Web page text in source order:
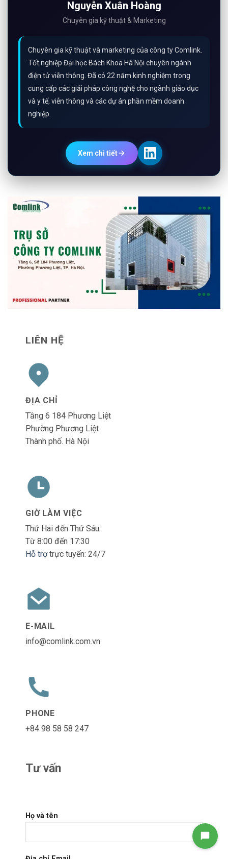
Nguyễn Xuân Hoàng
Chuyên gia kỹ thuật & Marketing
Chuyên gia kỹ thuật và marketing của công ty Comlink.
Tốt nghiệp Đại học Bách Khoa Hà Nội chuyên ngành
điện tử viễn thông. Đã có 22 năm kinh nghiệm trong
cung cấp các giải pháp công nghệ cho ngành giáo dục
và y tế, viễn thông và các dự án phần mềm doanh
nghiệp.
Xem chi tiết
LIÊN HỆ
ĐỊA CHỈ
Tầng 6 184 Phương Liệt
Phường Phương Liệt
Thành phố. Hà Nội
GIỜ LÀM VIỆC
Thứ Hai đến Thứ Sáu
Từ 8:00 đến 17:30
Hỗ trợtrực tuyến: 24/7
E-MAIL
info@comlink.com.vn
PHONE
+84 98 58 58 247
Tư vấn
Họ và tên